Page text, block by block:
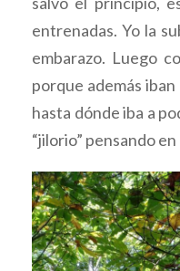
entrenadas. Yo la
embarazo. Luego
porque además
hasta dónde iba a
“jilorio” pensando